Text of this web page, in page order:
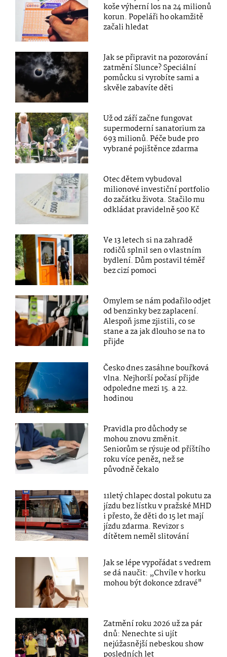
koše výherní los na 24 milionů
korun. Popeláři ho okamžitě
začali hledat
Jak se připravit na pozorování
zatmění Slunce? Speciální
pomůcku si vyrobíte sami a
skvěle zabavíte děti
Už od září začne fungovat
supermoderní sanatorium za
693 milionů. Péče bude pro
vybrané pojištěnce zdarma
Otec dětem vybudoval
milionové investiční portfolio
do začátku života. Stačilo mu
odkládat pravidelně 500 Kč
Ve 13 letech si na zahradě
rodičů splnil sen o vlastním
bydlení. Dům postavil téměř
bez cizí pomoci
Omylem se nám podařilo odjet
od benzinky bez zaplacení.
Alespoň jsme zjistili, co se
stane a za jak dlouho se na to
přijde
Česko dnes zasáhne bouřková
vlna. Nejhorší počasí přijde
odpoledne mezi 15. a 22.
hodinou
Pravidla pro důchody se
mohou znovu změnit.
Seniorům se rýsuje od příštího
roku více peněz, než se
původně čekalo
11letý chlapec dostal pokutu za
jízdu bez lístku v pražské MHD
i přesto, že děti do 15 let mají
jízdu zdarma. Revizor s
dítětem neměl slitování
Jak se lépe vypořádat s vedrem
se dá naučit: „Chvíle v horku
mohou být dokonce zdravé"
Zatmění roku 2026 už za pár
dnů: Nenechte si ujít
nejúžasnější nebeskou show